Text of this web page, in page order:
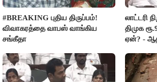
#BREAKING புதிய திருப்பம்!
விவாகரத்தை வாபஸ் வாங்கிய
சங்கீதா
லாட்டரி
திமுக
ஏன்? -